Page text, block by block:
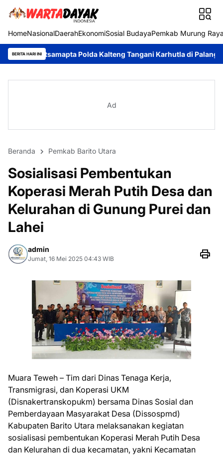
HomeNasionalDaerahEkonomiSosial BudayaPemkab Murung
BERITA HARI INI
Polda Kalteng Tangani Karhutla di Palangka Raya Cegah
Ad
Beranda Pemkab Barito Utara
Sosialisasi Pembentukan
Koperasi Merah Putih Desa dan
Kelurahan di Gunung Purei dan
Lahei
admin
Jumat, 16 Mei 2025 04:43 WIB
Muara Teweh – Tim dari Dinas Tenaga Kerja,
Transmigrasi, dan Koperasi UKM
(Disnakertranskopukm) bersama Dinas Sosial dan
Pemberdayaan Masyarakat Desa (Dissospmd)
Kabupaten Barito Utara melaksanakan kegiatan
sosialisasi pembentukan Koperasi Merah Putih Desa
dan Kelurahan di dua kecamatan, yakni Kecamatan